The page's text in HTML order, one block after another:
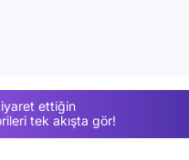
ettiğin
tek akışta gör!